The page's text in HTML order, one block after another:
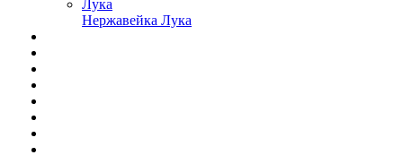
Нержавейка Лука